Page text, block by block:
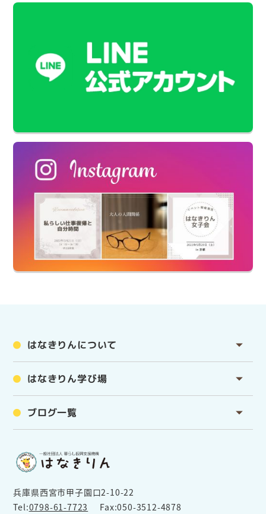
はなきりんについて
はなきりん学び場
ブログ一覧
兵庫県西宮市甲子園口2-10-22
Tel:0798-61-7723 Fax:050-3512-4878